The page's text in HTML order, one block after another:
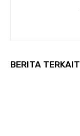
BERITA TERKAIT